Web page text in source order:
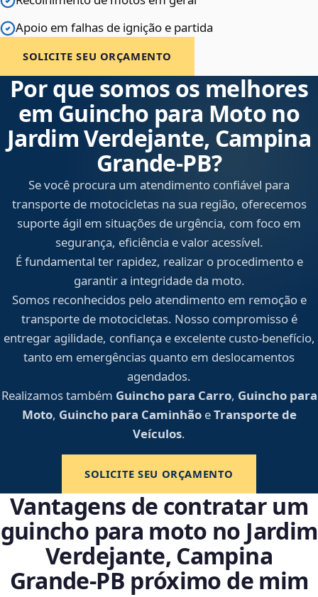
Apoio em falhas de ignição e partida
SOLICITE SEU ORÇAMENTO
Por que somos os melhores
em Guincho para Moto no
Jardim Verdejante, Campina
Grande‑PB?
Se você procura um atendimento confiável para
transporte de motocicletas na sua região, oferecemos
suporte ágil em situações de urgência, com foco em
segurança, eficiência e valor acessível.
É fundamental ter rapidez, realizar o procedimento e
garantir a integridade da moto.
Somos reconhecidos pelo atendimento em remoção e
transporte de motocicletas. Nosso compromisso é
entregar agilidade, confiança e excelente custo-benefício,
tanto em emergências quanto em deslocamentos
agendados.
Realizamos também Guincho para Carro, Guincho para
Moto, Guincho para CaminhãoeTransporte de
Veículos.
SOLICITE SEU ORÇAMENTO
Vantagens de contratar um
guincho para moto no Jardim
Verdejante, Campina
Grande‑PB próximo de mim